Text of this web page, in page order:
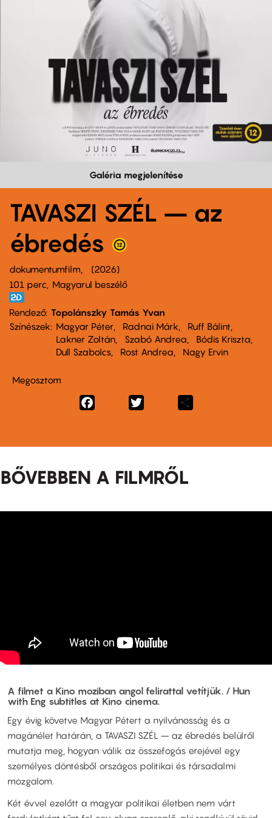
Galéria megjelenítése
TAVASZI SZÉL – az
ébredés
dokumentumfilm
2026
101 perc,
Magyarul beszélő
Rendező Topolánszky Tamás Yvan
Színészek
Magyar Péter Radnai Márk
Ruff Bálint
Lakner Zoltán
Szabó Andrea
Bódis Kriszta
Dull Szabolcs
Rost Andrea Nagy Ervin
Megosztom
Facebook
BŐVEBBEN A FILMRŐL
A filmet a Kino moziban angol felirattal vetítjük. / Hun
with Eng subtitles at Kino cinema.
Egy évig követve Magyar Pétert a nyilvánosság és a
magánélet határán, a TAVASZI SZÉL – az ébredés belülről
mutatja meg, hogyan válik az összefogás erejével egy
személyes döntésből országos politikai és társadalmi
mozgalom.
Két évvel ezelőtt a magyar politikai életben nem várt